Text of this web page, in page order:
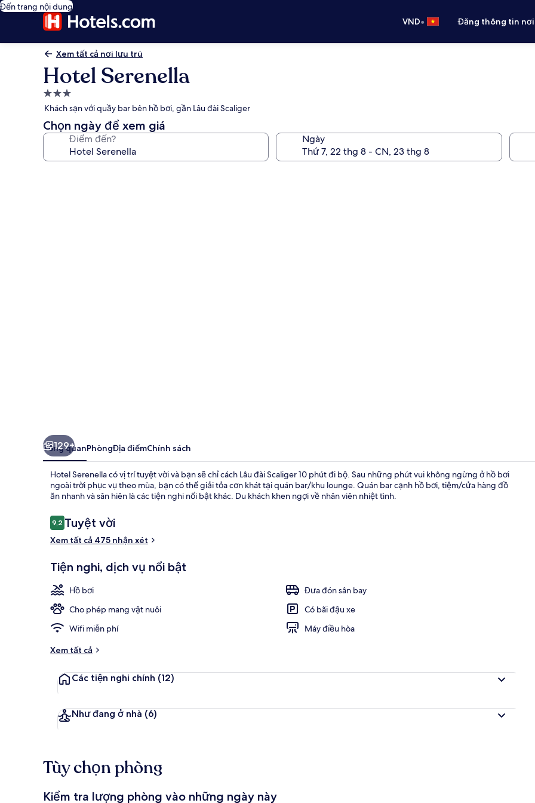
Đến trang nội dung
VND• Đăng thông tin
Xem tất cả nơi lưu trú
Hotel Serenella
Nơi
lưu
trú
3.0
Khách sạn với quầy bar bên hồ bơi, gần Lâu đài Scaliger
Chọn ngày để xem giá
Điểm đến? Ngày
Phòng đôi
129+
Tổng quanPhòngĐịa điểmChính sách
Hotel Serenella có vị trí tuyệt vời và bạn sẽ chỉ cách Lâu đài Scaliger 10 phút đi bộ. Sau những phút vui không ngừng ở hồ bơi
ngoài trời phục vụ theo mùa, bạn có thể giải tỏa cơn khát tại quán bar/khu lounge. Quán bar cạnh hồ bơi, tiệm/cửa hàng đồ
ăn nhanh và sân hiên là các tiện nghi nổi bật khác. Du khách khen ngợi về nhân viên nhiệt tình.
Nhận
xét
9,29,2 trên 10,
Tuyệt vời
Xem tất cả 475 nhận xét
Tiện nghi, dịch vụ nổi bật
Hồ bơi
Đưa đón sân bay
Cho phép mang vật nuôi
Có bãi đậu xe
Wifi miễn phí
Máy điều hòa
Xem tất cả
Các tiện nghi chính (12)
Như đang ở nhà (6)
Tùy chọn phòng
Kiểm tra lượng phòng vào những ngày này